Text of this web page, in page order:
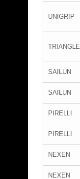
UNIGRIP
TRIANGLE
SAILUN
SAILUN
PIRELLI
PIRELLI
NEXEN
NEXEN